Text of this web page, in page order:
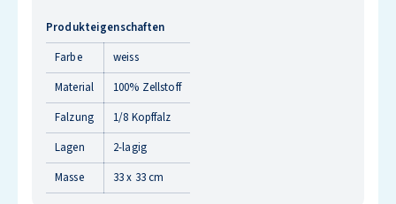
Produkteigenschaften
Farbe
weiss
Material
100% Zellstoff
Falzung
1/8 Kopffalz
Lagen
2-lagig
Masse
33 x 33 cm